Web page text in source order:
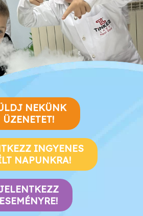
NEKÜNK
ÜZENETET!
INGYENES
NAPUNKRA!
ESEMÉNYRE!